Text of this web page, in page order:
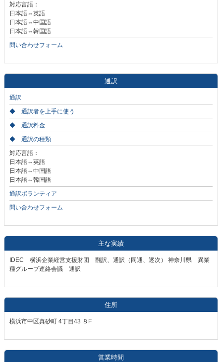
対応言語：
日本語⇔英語
日本語⇔中国語
日本語⇔韓国語
問い合わせフォーム
通訳
通訳
◆ 通訳者を上手に使う
◆ 通訳料金
◆ 通訳の種類
対応言語：
日本語⇔英語
日本語⇔中国語
日本語⇔韓国語
通訳ボランティア
問い合わせフォーム
主な実績
IDEC 横浜企業経営支援財団 翻訳、通訳（同通、逐次） 神奈川県 異業
種グループ連絡会議 通訳
住所
横浜市中区真砂町 4丁目43 ８F
営業時間